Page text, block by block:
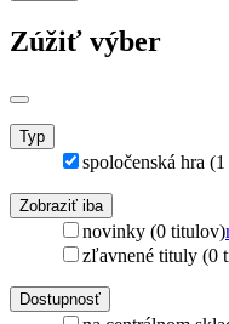
Zúžiť výber
Typ
spoločenská hra
Zobraziť iba
novinky (0 titulov)
zľavnené tituly (0
Dostupnosť